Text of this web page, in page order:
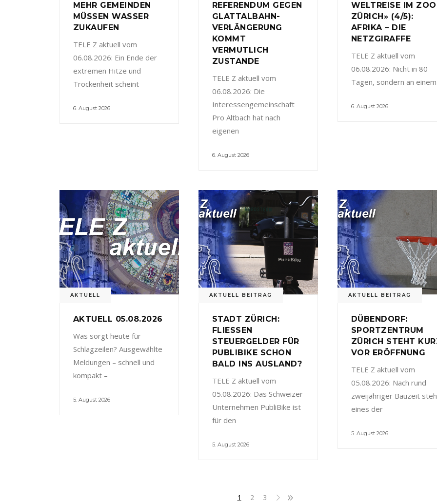
MEHR GEMEINDEN
MÜSSEN WASSER
ZUKAUFEN
TELE Z aktuell vom
06.08.2026: Ein Ende der
extremen Hitze und
Trockenheit scheint
6. August 2026
REFERENDUM GEGEN
GLATTALBAHN-
VERLÄNGERUNG
KOMMT
VERMUTLICH
ZUSTANDE
TELE Z aktuell vom
06.08.2026: Die
Interessengemeinschaft
Pro Altbach hat nach
eigenen
6. August 2026
WELTREISE IM ZOO
ZÜRICH» (4/5):
AFRIKA – DIE
NETZGIRAFFE
TELE Z aktuell vom
06.08.2026: Nicht in 80
Tagen, sondern an einem
6. August 2026
AKTUELL
AKTUELL 05.08.2026
Was sorgt heute für
Schlagzeilen? Ausgewählte
Meldungen – schnell und
kompakt –
5. August 2026
AKTUELL BEITRAG
STADT ZÜRICH:
FLIESSEN
STEUERGELDER FÜR
PUBLIBIKE SCHON
BALD INS AUSLAND?
TELE Z aktuell vom
05.08.2026: Das Schweizer
Unternehmen PubliBike ist
für den
5. August 2026
AKTUELL BEITRAG
DÜBENDORF:
SPORTZENTRUM
ZÜRICH STEHT
VOR ERÖFFNUNG
TELE Z aktuell vom
05.08.2026: Nach rund
zweijähriger Bauzeit
eines der
5. August 2026
1 2 3